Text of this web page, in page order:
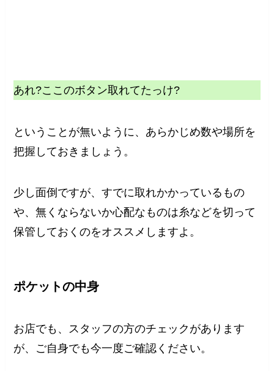
あれ?ここのボタン取れてたっけ?
ということが無いように、あらかじめ数や場所を
把握しておきましょう。
少し面倒ですが、すでに取れかかっているもの
や、無くならないか心配なものは糸などを切って
保管しておくのをオススメしますよ。
ポケットの中身
お店でも、スタッフの方のチェックがあります
が、ご自身でも今一度ご確認ください。